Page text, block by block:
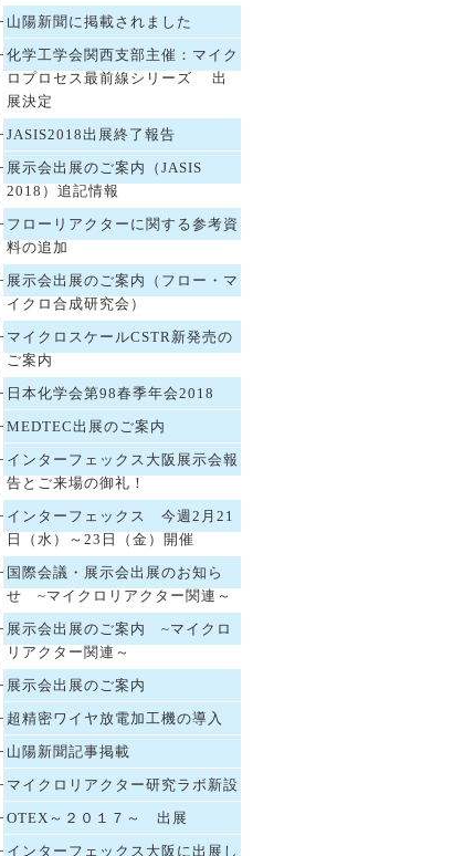
山陽新聞に掲載されました
化学工学会関西支部主催：マイク
ロプロセス最前線シリーズ 出
展決定
JASIS2018出展終了報告
展示会出展のご案内（JASIS
2018）追記情報
フローリアクターに関する参考資
料の追加
展示会出展のご案内（フロー・マ
イクロ合成研究会）
マイクロスケールCSTR新発売の
ご案内
日本化学会第98春季年会2018
MEDTEC出展のご案内
インターフェックス大阪展示会報
告とご来場の御礼！
インターフェックス 今週2月21
日（水）～23日（金）開催
国際会議・展示会出展のお知ら
せ ~マイクロリアクター関連～
展示会出展のご案内 ~マイクロ
リアクター関連～
展示会出展のご案内
超精密ワイヤ放電加工機の導入
山陽新聞記事掲載
マイクロリアクター研究ラボ新設
OTEX～２０１７～ 出展
インターフェックス大阪に出展し